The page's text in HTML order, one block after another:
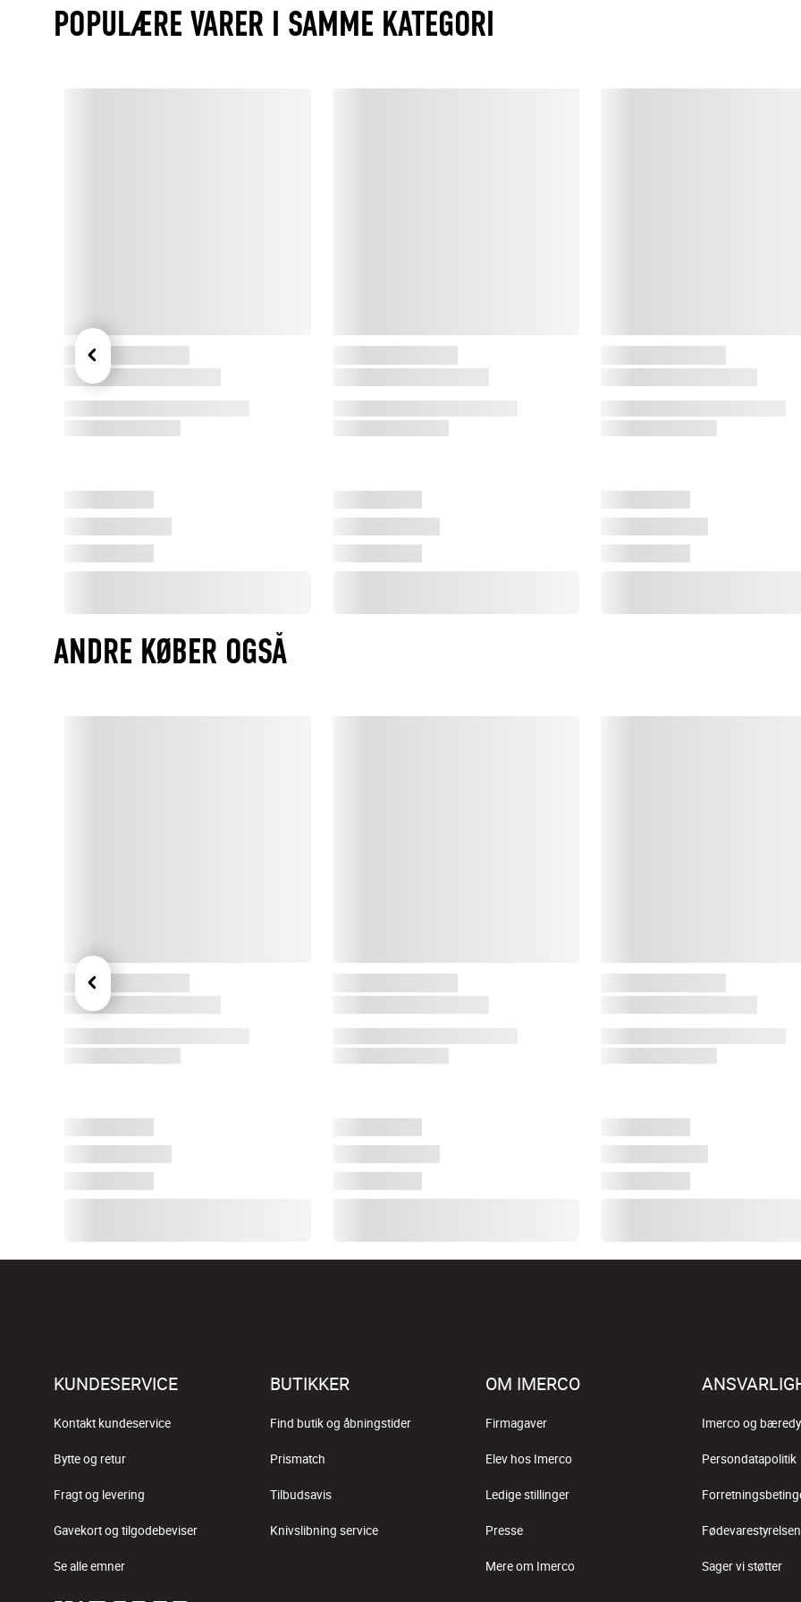
POPULÆRE VARER I SAMME KATEGORI
ANDRE KØBER OGSÅ
KUNDESERVICE
Kontakt kundeservice
Bytte og retur
Fragt og levering
Gavekort og tilgodebeviser
Se alle emner
BUTIKKER
Find butik og åbningstider
Prismatch
Tilbudsavis
Knivslibning service
OM IMERCO
Firmagaver
Elev hos Imerco
Ledige stillinger
Presse
Mere om Imerco
Imerco og
Persondatapolitik
Sager vi støtter